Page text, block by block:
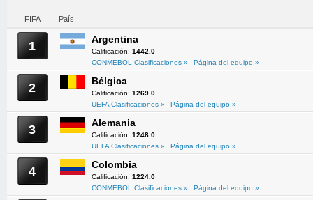
FIFA País
1 Argentina
Calificación: 1442.0
CONMEBOL Clasificaciones »
Página del equipo »
2 Bélgica
Calificación: 1269.0
UEFA Clasificaciones »
Página del equipo »
3 Alemania
Calificación: 1248.0
UEFA Clasificaciones »
Página del equipo »
4 Colombia
Calificación: 1224.0
CONMEBOL Clasificaciones »
Página del equipo »